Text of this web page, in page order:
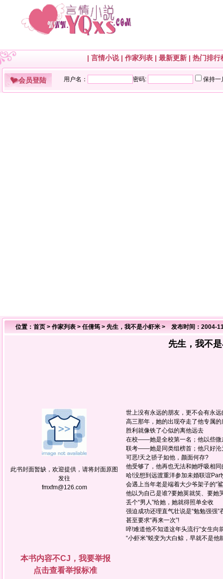
| 言情小说| 作家列表 | 最新更新 | 热门排行
会员登陆
位置： 首页 > 作家列表 > 任倩筠 > 先生，我不是小虾米 > 发布时间：2004-
先生，我不
此书封面暂缺，欢迎提供，请将封面原图
发往
fmxfm@126.com
世上没有永远的朋友，更不会有永
高三那年，她的出现夺走了他专属的
胜利就像铁了心似的离他远去
在校——她是全校第一名；他以些微
联考——她是同类组榜首；他只好沦
可恶!天之骄子如他，颜面何存?
他受够了，他再也无法和她呼吸相
哈!没想到远渡重洋参加未婚联谊
会遇上当年老是端着大少爷架子的“
他以为自己是谁?要她荚就笑、要她
丢个“男人”给她，她就得照单全收
强迫成功还理直气壮说是“勉勉强强”
甚至要求“再来一次”!
啐!难道他不知道这年头流行“女生向
“小虾米”蜕变为大白鲸，早就不是
本书内容不CJ，我要举报
点击查看举报标准